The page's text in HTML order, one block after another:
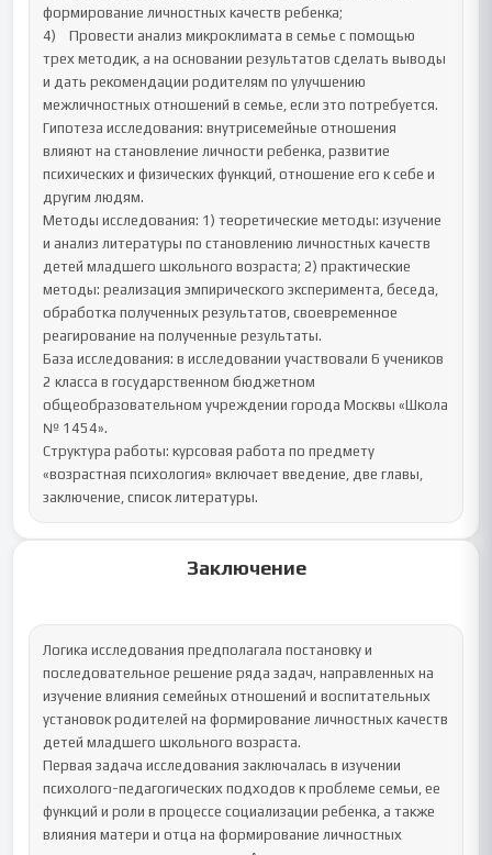
формирование личностных качеств ребенка;
4)	Провести анализ микроклимата в семье с помощью
трех методик, а на основании результатов сделать выводы
и дать рекомендации родителям по улучшению
межличностных отношений в семье, если это потребуется.
Гипотеза исследования: внутрисемейные отношения
влияют на становление личности ребенка, развитие
психических и физических функций, отношение его к себе и
другим людям.
Методы исследования: 1) теоретические методы: изучение
и анализ литературы по становлению личностных качеств
детей младшего школьного возраста; 2) практические
методы: реализация эмпирического эксперимента, беседа,
обработка полученных результатов, своевременное
реагирование на полученные результаты.
База исследования: в исследовании участвовали 6 учеников
2 класса в государственном бюджетном
общеобразовательном учреждении города Москвы «Школа
№ 1454».
Структура работы: курсовая работа по предмету
«возрастная психология» включает введение, две главы,
заключение, список литературы.
Заключение
Логика исследования предполагала постановку и
последовательное решение ряда задач, направленных на
изучение влияния семейных отношений и воспитательных
установок родителей на формирование личностных качеств
детей младшего школьного возраста.
Первая задача исследования заключалась в изучении
психолого-педагогических подходов к проблеме семьи, ее
функций и роли в процессе социализации ребенка, а также
влияния матери и отца на формирование личностных